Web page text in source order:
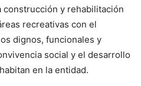
construcción y rehabilitación
recreativas con el
dignos, funcionales y
social y el desarrollo
en la entidad.